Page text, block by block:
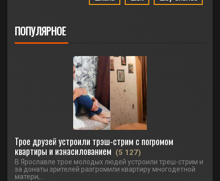
ПОПУЛЯРНОЕ
Трое друзей устроили трэш-стрим с погромом
квартиры и изнасилованием (5 127)
В Ярославле трое молодых людей устроили треш-стрим и
за донаты зрителей разгромили квартиру многодетной
матери,...